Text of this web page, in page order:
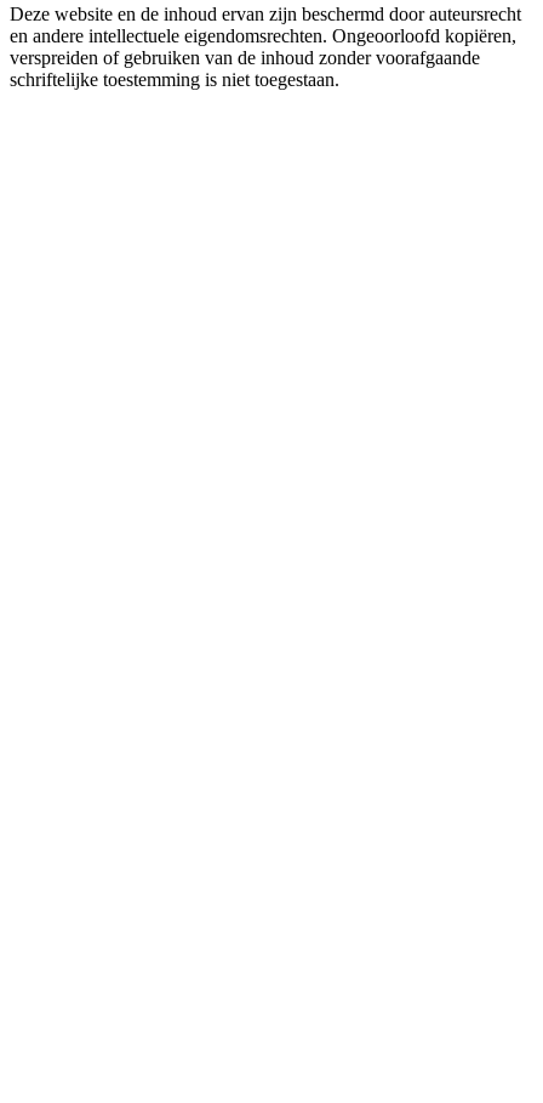
Deze website en de inhoud ervan zijn beschermd door auteursrecht
en andere intellectuele eigendomsrechten. Ongeoorloofd kopiëren,
verspreiden of gebruiken van de inhoud zonder voorafgaande
schriftelijke toestemming is niet toegestaan.